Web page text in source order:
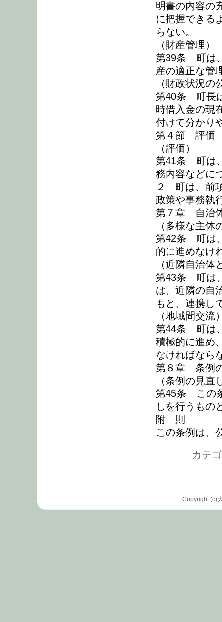
明書の内容の
に把握できる
らない。
（財産管理）
第39条 町は
産の適正な管
（財政状況の
第40条 町長
時借入金の現
付けて分かり
第４節 評価
（評価）
第41条 町は
務内容などに
２ 町は、前
政策や事務執
第７章 自治
（多様な主体
第42条 町は
的に進めなけ
（近隣自治体
第43条 町は
は、近隣の自
もと、連携し
（地域間交流
第44条 町は
積極的に進め
なければなら
第８章 条例
（条例の見直
第45条 この
しを行うもの
附 則
この条例は、
カテ
Copyright (c)